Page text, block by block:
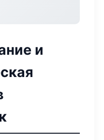
и